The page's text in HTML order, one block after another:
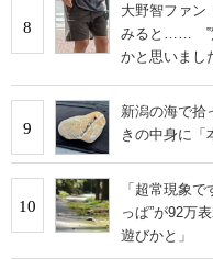
8
大野智ファン
みると…… ‟
かと思いまし
9
新潟の海で
きの中身に「
10
「超常現象
っぱ”が92万
遊びかと」